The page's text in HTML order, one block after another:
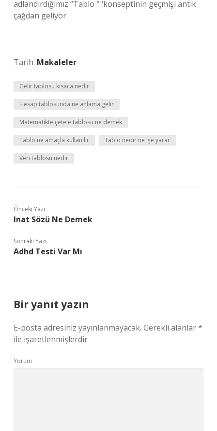
adlandırdığımız “Tablo ° ‘konseptinin geçmişi antik
çağdan geliyor.
Tarih: Makaleler
Gelir tablosu kısaca nedir
Hesap tablosunda ne anlama gelir
Matematikte çetele tablosu ne demek
Tablo ne amaçla kullanılır Tablo nedir ne işe yarar
Veri tablosu nedir
Önceki Yazı
Inat Sözü Ne Demek
Sonraki Yazı
Adhd Testi Var Mı
Bir yanıt yazın
E-posta adresiniz yayınlanmayacak. Gerekli alanlar*
ile işaretlenmişlerdir
Yorum